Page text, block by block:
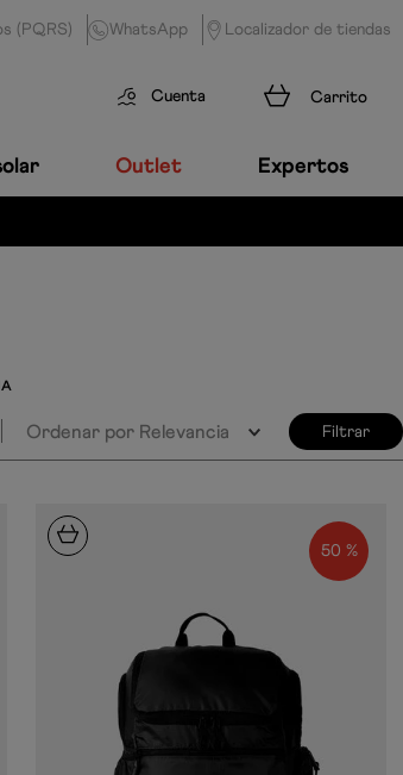
(PQRS) WhatsApp Localizador de tiendas
Cuenta
Outlet Expertos
Ordenar por Relevancia Filtrar
50 %